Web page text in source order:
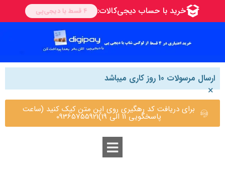
ارسال مرسولات 10 روز کاری میباشد
×
برای دریافت کد رهگیری روی این متن کیک کنید (ساعت
پاسخگویی 11 الی 19)09365755921